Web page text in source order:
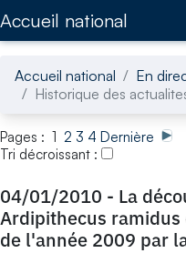
Accueil national
Accueil national
En
Historique des
Pages : 1 2 3 4 Dernière
Tri décroissant :
04/01/2010 - La
Ardipithecus
de l'année 2009 par